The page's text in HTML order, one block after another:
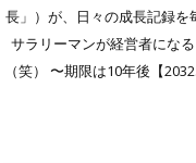
長」）が、日々の成長記録
サラリーマンが経営者にな
（笑） 〜期限は10年後【